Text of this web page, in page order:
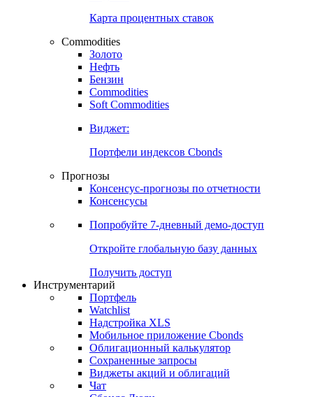
Росстат
Виджет:
Карта процентных ставок
Commodities
Золото
Бензин
Soft Commodities
Виджет:
Портфели индексов Cbonds
Прогнозы
Консенсусы
Попробуйте7-дневный
Откройте глобальную базу данных
Получить доступ
Инструментарий
Портфель
Watchlist
Надстройка XLS
Мобильное приложение Cbonds